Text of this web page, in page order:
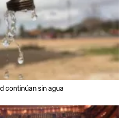
continúan sin agua